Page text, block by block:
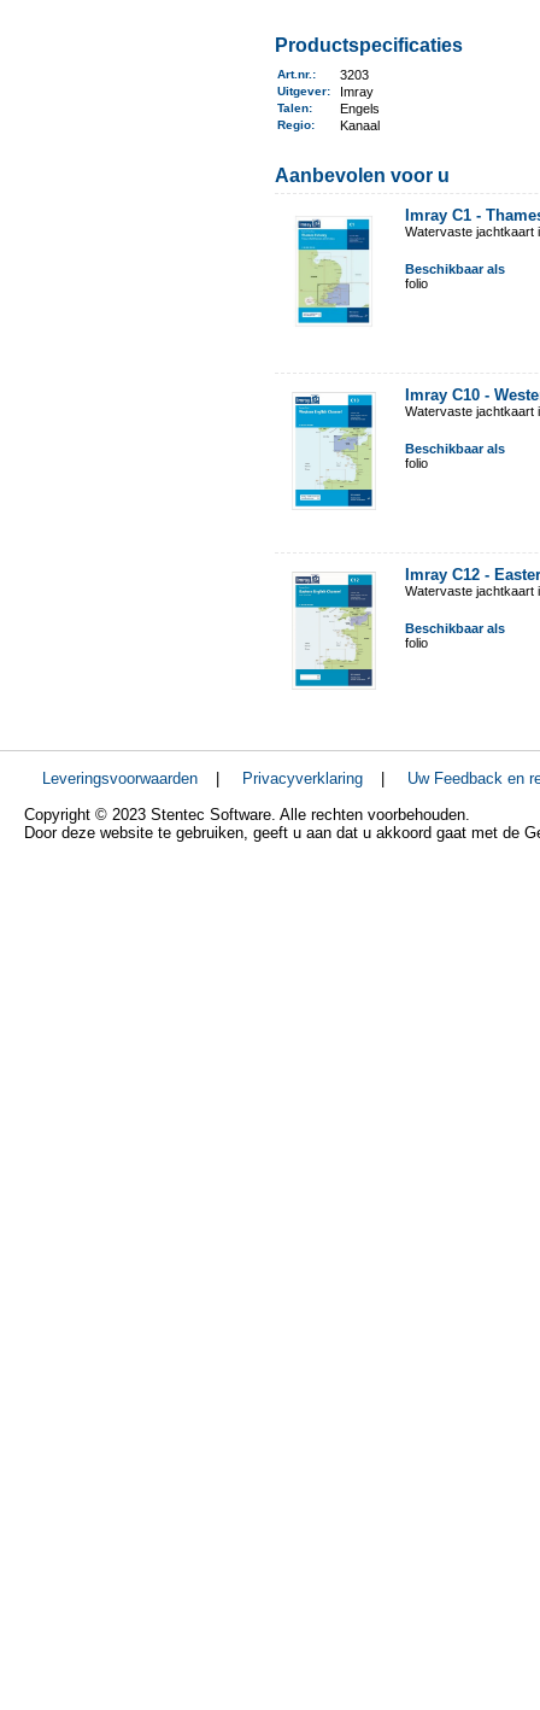
Productspecificaties
Art.nr. : 3203
Uitgever: Imray
Talen: Engels
Regio: Kanaal
Aanbevolen voor u
Imray C1 -
Watervaste jachtkaart
Beschikbaar als
folio
Imray C10 -
Watervaste jachtkaart
Beschikbaar als
folio
Imray C12 -
Watervaste jachtkaart
Beschikbaar als
folio
Leveringsvoorwaarden Privacyverklaring
Uw Feedback en
Copyright © 2023 Stentec Software. Alle rechten voorbehouden.
Door deze website te gebruiken, geeft u aan dat u akkoord gaat met de